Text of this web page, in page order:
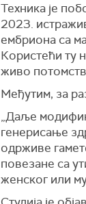
Техника је
2023.
ембриона са
Користећи ту
живо
Међутим, за
„Даље
генерисање
одрживе
повезане са
женског или